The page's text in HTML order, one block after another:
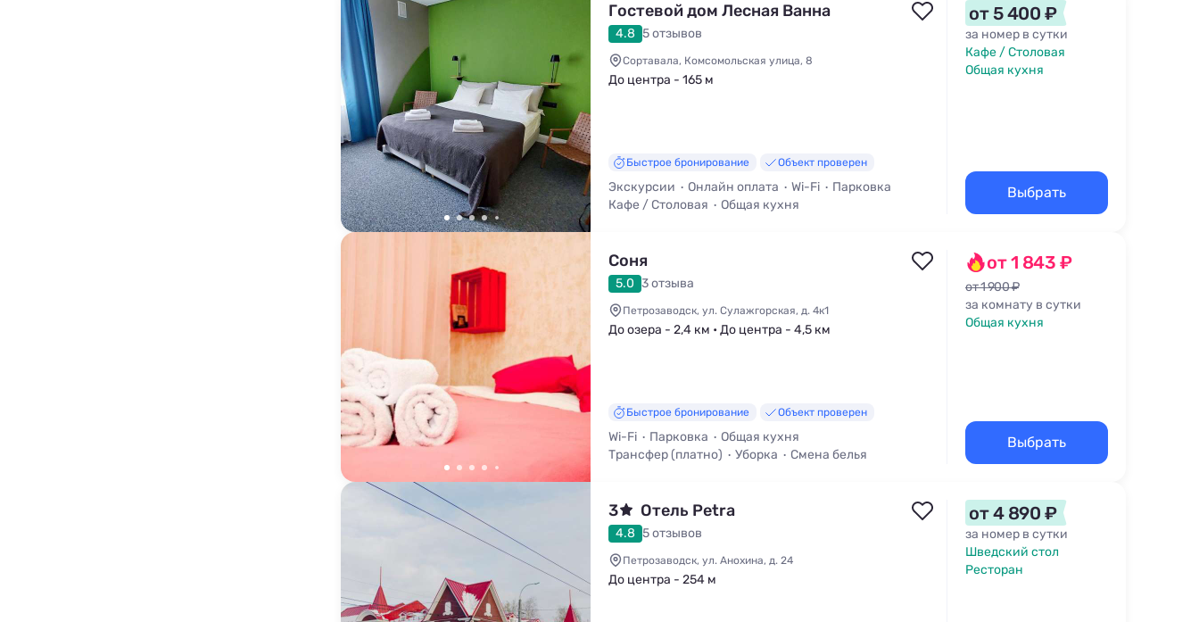
Гостевой дом Лесная Ванна
4.8 5 отзывов
Сортавала, Комсомольская улица, 8
До центра - 165 м
Быстрое бронирование Объект проверен
Экскурсии Онлайн оплата Wi-Fi
Парковка
Кафе / Столовая
Общая кухня
от 5 400 ₽
за номер в сутки
Кафе / Столовая
Общая кухня
Выбрать
Соня
5.0 3 отзыва
Петрозаводск, ул. Сулажгорская, д. 4к1
До озера - 2,4 км • До центра - 4,5 км
Быстрое бронирование Объект проверен
Wi-Fi Парковка
Общая кухня
Трансфер (платно)
Уборка
Смена белья
от 1 843 ₽
от 1 900 ₽
за комнату в сутки
Общая кухня
Выбрать
3 Отель Petra
4.8 5 отзывов
Петрозаводск, ул. Анохина, д. 24
До центра - 254 м
от 4 890 ₽
за номер в сутки
Шведский стол
Ресторан